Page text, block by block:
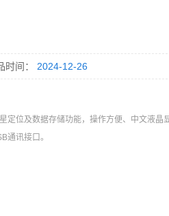
时间： 2024-12-26
定位及数据存储功能，操作方便、中文液晶
通讯接口。